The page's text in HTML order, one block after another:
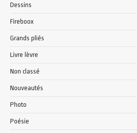
Dessins
Fireboox
Grands pliés
Livre lèvre
Non classé
Nouveautés
Photo
Poésie